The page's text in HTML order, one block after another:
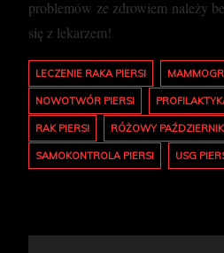
problemów ze zdrowiem należy
się z lekarzem!
LECZENIE RAKA PIERSI
NOWOTWÓR PIERSI
RAK PIERSI RÓŻOWY PAŹDZIERNIK
SAMOKONTROLA PIERSI USG